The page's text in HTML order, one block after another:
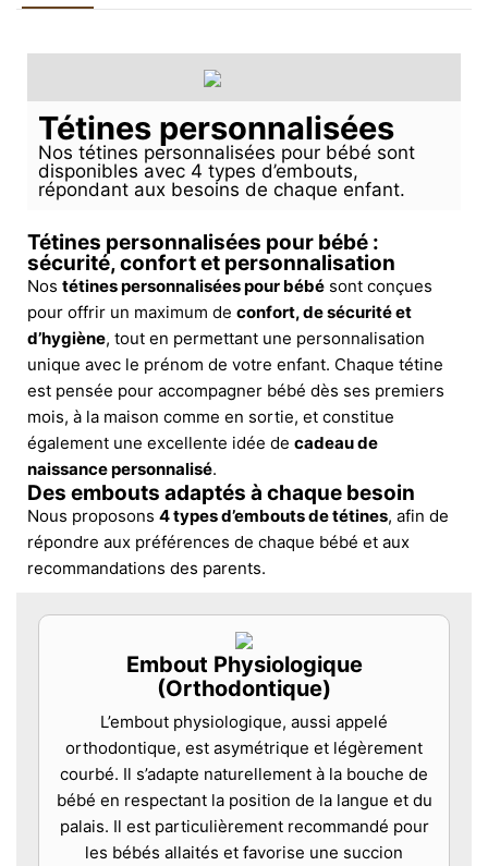
Tétines personnalisées
Nos tétines personnalisées pour bébé sont
disponibles avec 4 types d’embouts,
répondant aux besoins de chaque enfant.
Tétines personnalisées pour bébé :
sécurité, confort et personnalisation
Nos tétines personnalisées pour bébé sont conçues
pour offrir un maximum de confort, de sécurité et
d’hygiène, tout en permettant une personnalisation
unique avec le prénom de votre enfant. Chaque tétine
est pensée pour accompagner bébé dès ses premiers
mois, à la maison comme en sortie, et constitue
également une excellente idée de cadeau de
naissance personnalisé.
Des embouts adaptés à chaque besoin
Nous proposons 4 types d’embouts de tétines, afin de
répondre aux préférences de chaque bébé et aux
recommandations des parents.
Embout Physiologique
(Orthodontique)
L’embout physiologique, aussi appelé
orthodontique, est asymétrique et légèrement
courbé. Il s’adapte naturellement à la bouche de
bébé en respectant la position de la langue et du
palais. Il est particulièrement recommandé pour
les bébés allaités et favorise une succion